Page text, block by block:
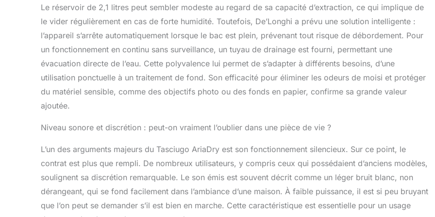
Le réservoir de 2,1 litres peut sembler modeste au regard de sa capacité d’extraction, ce qui implique de
le vider régulièrement en cas de forte humidité. Toutefois, De’Longhi a prévu une solution intelligente :
l’appareil s’arrête automatiquement lorsque le bac est plein, prévenant tout risque de débordement. Pour
un fonctionnement en continu sans surveillance, un tuyau de drainage est fourni, permettant une
évacuation directe de l’eau. Cette polyvalence lui permet de s’adapter à différents besoins, d’une
utilisation ponctuelle à un traitement de fond. Son efficacité pour éliminer les odeurs de moisi et protéger
du matériel sensible, comme des objectifs photo ou des fonds en papier, confirme sa grande valeur
ajoutée.
Niveau sonore et discrétion : peut-on vraiment l’oublier dans une pièce de vie ?
L’un des arguments majeurs du Tasciugo AriaDry est son fonctionnement silencieux. Sur ce point, le
contrat est plus que rempli. De nombreux utilisateurs, y compris ceux qui possédaient d’anciens modèles,
soulignent sa discrétion remarquable. Le son émis est souvent décrit comme un léger bruit blanc, non
dérangeant, qui se fond facilement dans l’ambiance d’une maison. À faible puissance, il est si peu bruyant
que l’on peut se demander s’il est bien en marche. Cette caractéristique est essentielle pour un usage